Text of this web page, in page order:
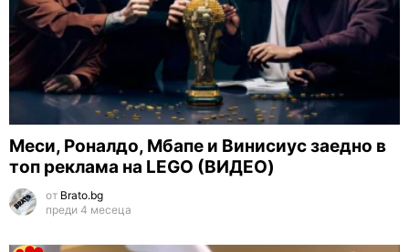
Меси, Роналдо, Мбапе и Винисиус заедно в
топ реклама на LEGO (ВИДЕО)
от Brato.bg
преди 4 месеца